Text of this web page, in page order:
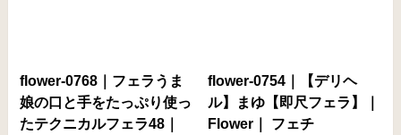
flower-0768｜フェラうま
娘の口と手をたっぷり使っ
たテクニカルフェラ48｜
flower-0754｜【デリヘ
ル】まゆ【即尺フェラ】｜
Flower｜ フェチ